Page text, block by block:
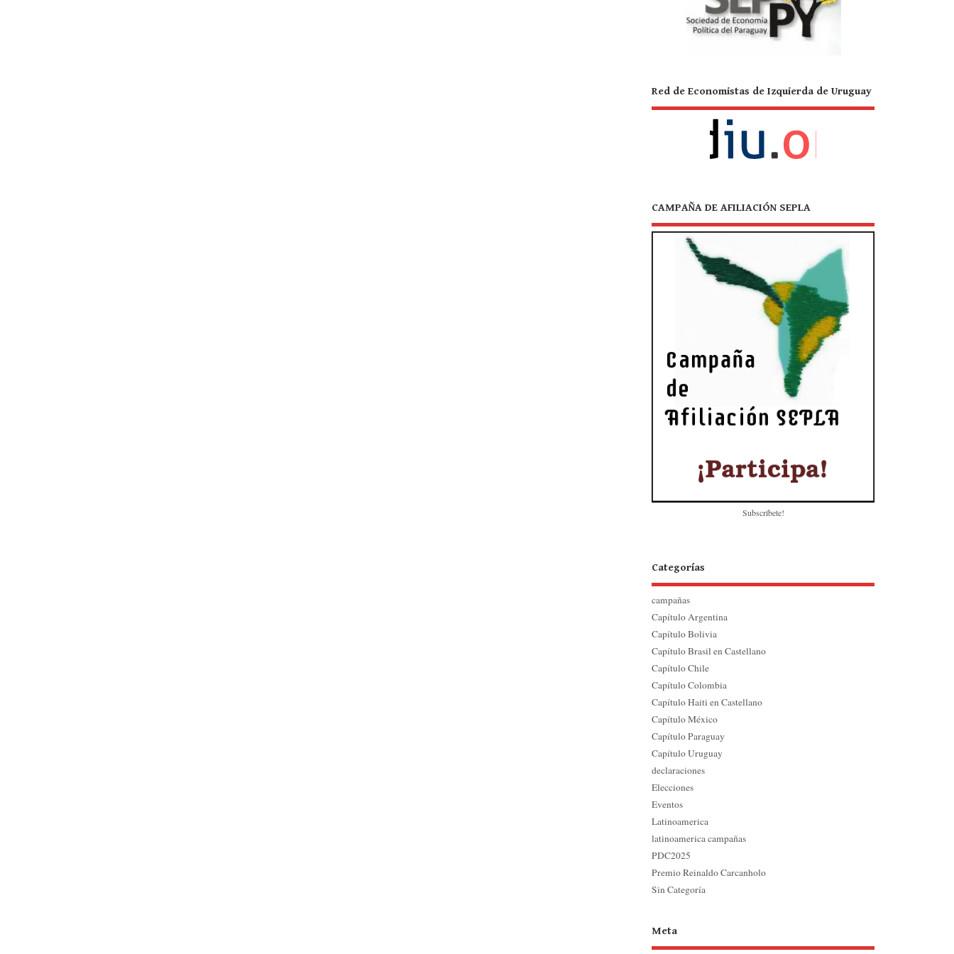
Red de Economistas de Izquierda de Uruguay
CAMPAÑA DE AFILIACIÓN SEPLA
Subscríbete!
Categorías
campañas
Capítulo Argentina
Capítulo Bolivia
Capítulo Brasil en Castellano
Capítulo Chile
Capítulo Colombia
Capítulo Haiti en Castellano
Capítulo México
Capítulo Paraguay
Capítulo Uruguay
declaraciones
Elecciones
Eventos
Latinoamerica
latinoamerica campañas
PDC2025
Premio Reinaldo Carcanholo
Sin Categoría
Meta